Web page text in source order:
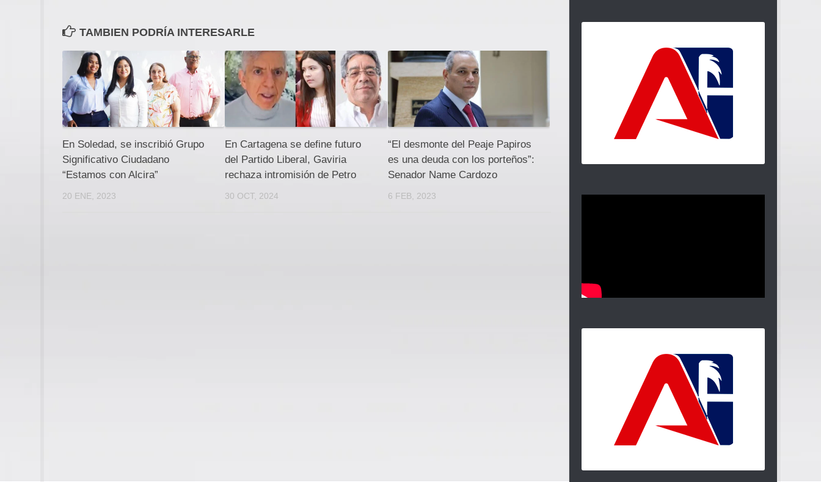
TAMBIEN PODRÍA INTERESARLE
En Soledad, se inscribió Grupo
Significativo Ciudadano
“Estamos con Alcira”
20 ENE, 2023
En Cartagena se define futuro
del Partido Liberal, Gaviria
rechaza intromisión de Petro
30 OCT, 2024
“El desmonte del Peaje Papiros
es una deuda con los porteños”:
Senador Name Cardozo
6 FEB, 2023